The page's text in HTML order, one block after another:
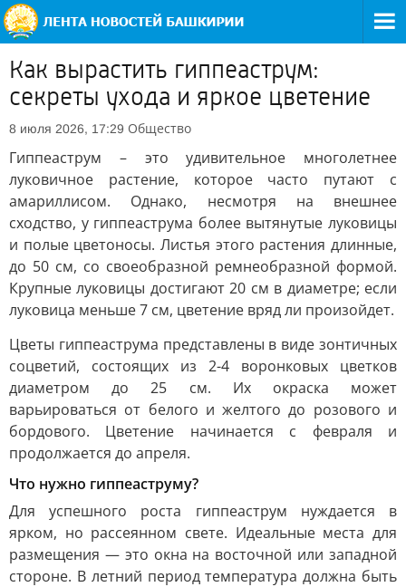
Как вырастить гиппеаструм:
секреты ухода и яркое цветение
8 июля 2026, 17:29 Общество
Гиппеаструм – это удивительное многолетнее
луковичное растение, которое часто путают с
амариллисом. Однако, несмотря на внешнее
сходство, у гиппеаструма более вытянутые луковицы
и полые цветоносы. Листья этого растения длинные,
до 50 см, со своеобразной ремнеобразной формой.
Крупные луковицы достигают 20 см в диаметре; если
луковица меньше 7 см, цветение вряд ли произойдет.
Цветы гиппеаструма представлены в виде зонтичных
соцветий, состоящих из 2-4 воронковых цветков
диаметром до 25 см. Их окраска может
варьироваться от белого и желтого до розового и
бордового. Цветение начинается с февраля и
продолжается до апреля.
Что нужно гиппеаструму?
Для успешного роста гиппеаструм нуждается в
ярком, но рассеянном свете. Идеальные места для
размещения — это окна на восточной или западной
стороне. В летний период температура должна быть